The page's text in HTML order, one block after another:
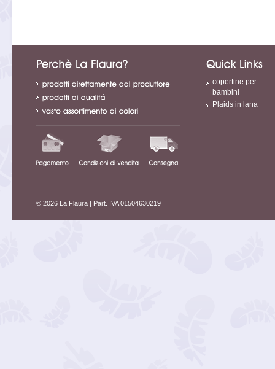
copertine per
bambini
Plaids in lana
© 2026 La Flaura| Part. IVA 01504630219